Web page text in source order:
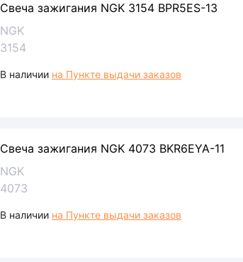
Свеча зажигания NGK 3154 BPR5ES-13
NGK
3154
В наличии на Пункте выдачи заказов
Свеча зажигания NGK 4073 BKR6EYA-11
NGK
4073
В наличии на Пункте выдачи заказов